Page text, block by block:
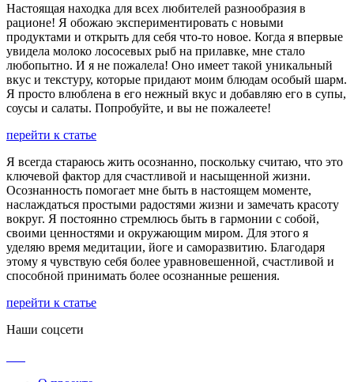
Настоящая находка для всех любителей разнообразия в
рационе! Я обожаю экспериментировать с новыми
продуктами и открыть для себя что-то новое. Когда я впервые
увидела молоко лососевых рыб на прилавке, мне стало
любопытно. И я не пожалела! Оно имеет такой уникальный
вкус и текстуру, которые придают моим блюдам особый шарм.
Я просто влюблена в его нежный вкус и добавляю его в супы,
соусы и салаты. Попробуйте, и вы не пожалеете!
перейти к статье
Я всегда стараюсь жить осознанно, поскольку считаю, что это
ключевой фактор для счастливой и насыщенной жизни.
Осознанность помогает мне быть в настоящем моменте,
наслаждаться простыми радостями жизни и замечать красоту
вокруг. Я постоянно стремлюсь быть в гармонии с собой,
своими ценностями и окружающим миром. Для этого я
уделяю время медитации, йоге и саморазвитию. Благодаря
этому я чувствую себя более уравновешенной, счастливой и
способной принимать более осознанные решения.
перейти к статье
Наши соцсети